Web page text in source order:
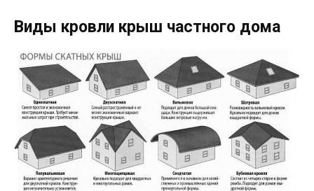
Виды кровли крыш частного дома